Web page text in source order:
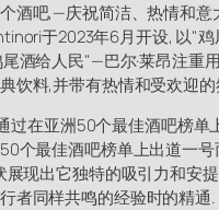
酒吧,—庆祝简洁、热情和意
于2023年6月开设, 以"
酒给人民"—巴尔·莱昂注重
饮料,并带有热情和受欢迎的
过在亚洲50个最佳酒吧榜单
个最佳酒吧榜单上出道一
展现出它独特的吸引力和安
者同样共鸣的经验时的精通.